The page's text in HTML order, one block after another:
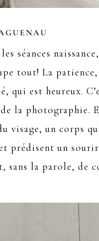
séances
tout! La
qui est heureux.
la photographie.
visage, un corps
prédisent un
sans la parole, de